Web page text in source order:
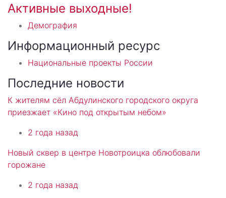
Активные выходные!
Демография
Информационный ресурс
Национальные проекты России
Последние новости
К жителям сёл Абдулинского городского округа
приезжает «Кино под открытым небом»
2 года назад
Новый сквер в центре Новотроицка облюбовали
горожане
2 года назад